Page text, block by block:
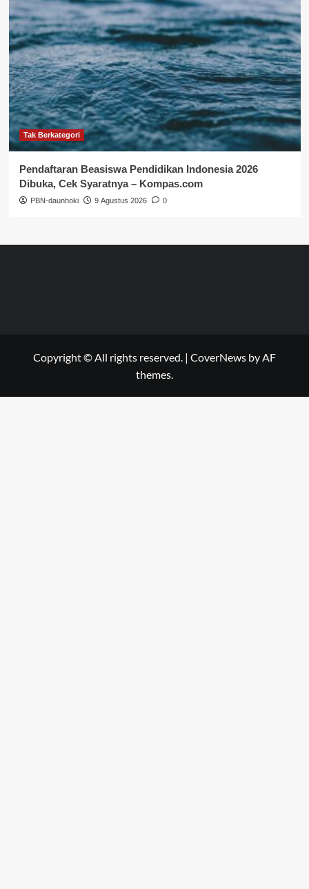
Tak Berkategori
Pendaftaran Beasiswa Pendidikan Indonesia 2026
Dibuka, Cek Syaratnya – Kompas.com
PBN-daunhoki 9 Agustus 2026 0
Copyright © All rights reserved. | CoverNews by AF
themes.